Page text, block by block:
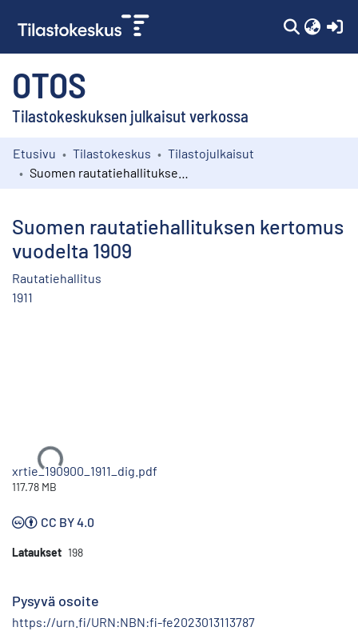
OTOS
Tilastokeskuksen julkaisut verkossa
Kokoelmat
Etusivu Tilastokeskus
Tilastojulkaisut
Suomen rautatiehallituksen kertomus
vuodelta 1909
Rautatiehallitus
1911
Ladataan...
xrtie_190900_1911_dig.pdf
117.78 MB
CC BY 4.0
Lataukset 198
Pysyvä osoite
https://urn.fi/URN:NBN:fi-fe2023013113787